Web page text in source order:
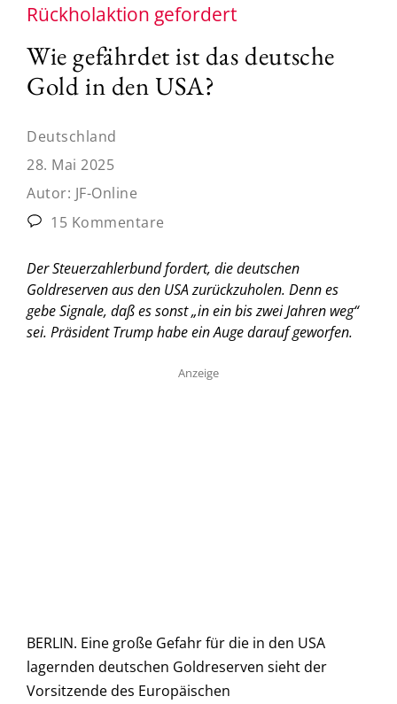
Rückholaktion gefordert
Wie gefährdet ist das deutsche
Gold in den USA?
Deutschland
28. Mai 2025
Autor: JF-Online
15 Kommentare
Der Steuerzahlerbund fordert, die deutschen
Goldreserven aus den USA zurückzuholen. Denn es
gebe Signale, daß es sonst „in ein bis zwei Jahren weg“
sei. Präsident Trump habe ein Auge darauf geworfen.
Anzeige
BERLIN. Eine große Gefahr für die in den USA
lagernden deutschen Goldreserven sieht der
Vorsitzende des Europäischen